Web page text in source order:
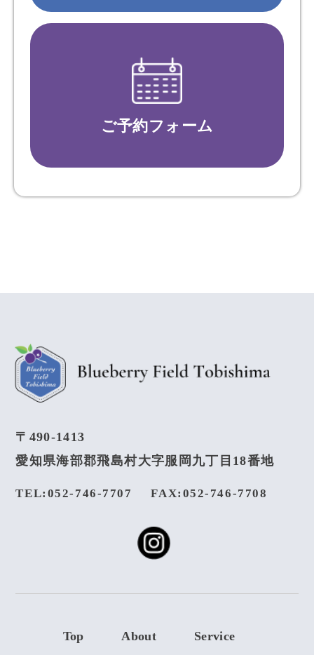
ご予約フォーム
〒490-1413
愛知県海部郡飛島村大字服岡九丁目18番地
TEL:052-746-7707 FAX:052-746-7708
Top About Service